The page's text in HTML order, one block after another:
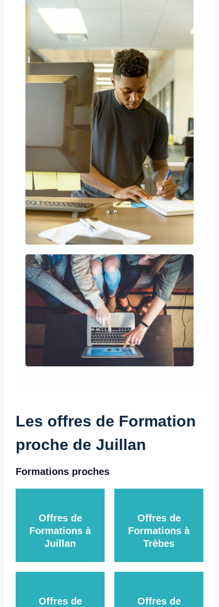
Les offres de Formation
proche de Juillan
Formations proches
Offres de
Formations à
Juillan
Offres de
Formations à
Trèbes
Offres de
Offres de